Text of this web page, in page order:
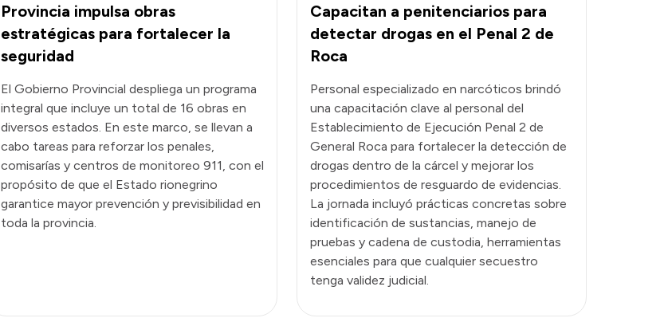
Provincia impulsa obras
estratégicas para fortalecer la
seguridad
El Gobierno Provincial despliega un programa
integral que incluye un total de 16 obras en
diversos estados. En este marco, se llevan a
cabo tareas para reforzar los penales,
comisarías y centros de monitoreo 911, con el
propósito de que el Estado rionegrino
garantice mayor prevención y previsibilidad en
toda la provincia.
Capacitan a penitenciarios para
detectar drogas en el Penal 2 de
Roca
Personal especializado en narcóticos brindó
una capacitación clave al personal del
Establecimiento de Ejecución Penal 2 de
General Roca para fortalecer la detección de
drogas dentro de la cárcel y mejorar los
procedimientos de resguardo de evidencias.
La jornada incluyó prácticas concretas sobre
identificación de sustancias, manejo de
pruebas y cadena de custodia, herramientas
esenciales para que cualquier secuestro
tenga validez judicial.